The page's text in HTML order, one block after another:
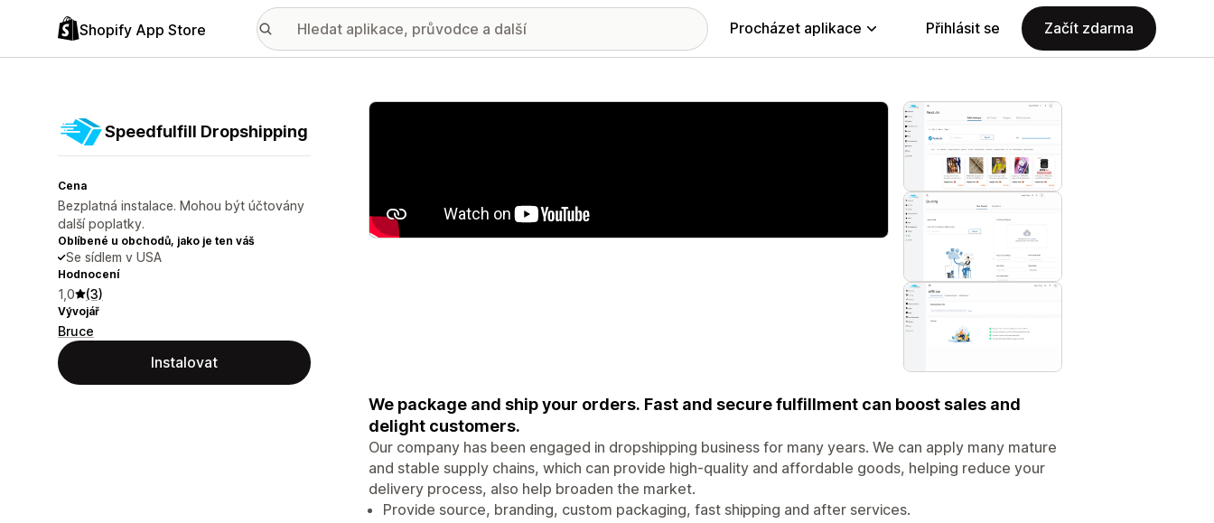
Shopify App Store Procházet aplikace Přihlásit se Začít zdarma
Speedfulfill Dropshipping
Cena
Bezplatná instalace. Mohou být účtovány
další poplatky.
Oblíbené u obchodů, jako je ten váš
Se sídlem v USA
Hodnocení
1,0 (3)
Vývojář
Bruce
Instalovat
Galerie propagovaných obrázků
We package and ship your orders. Fast and secure fulfillment can boost sales and
delight customers.
Our company has been engaged in dropshipping business for many years. We can apply many mature
and stable supply chains, which can provide high-quality and affordable goods, helping reduce your
delivery process, also help broaden the market.
Provide source, branding, custom packaging, fast shipping and after services.